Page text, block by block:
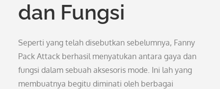
dan Fungsi
Seperti yang telah disebutkan sebelumnya, Fanny
Pack Attack berhasil menyatukan antara gaya dan
fungsi dalam sebuah aksesoris mode. Ini lah yang
membuatnya begitu diminati oleh berbagai